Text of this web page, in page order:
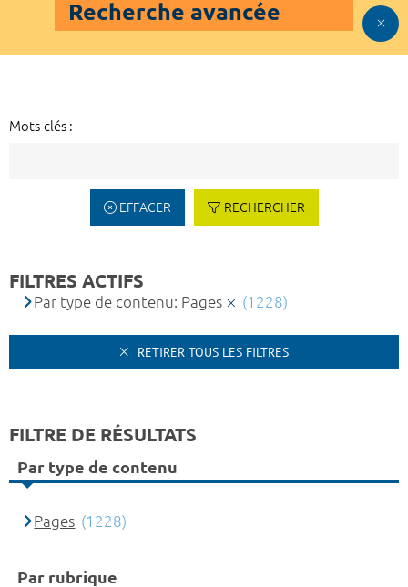
Recherche avancée
Mots-clés :
EFFACER RECHERCHER
FILTRES ACTIFS
Par type de contenu: Pages (1228)
RETIRER TOUS LES FILTRES
FILTRE DE RÉSULTATS
Par type de contenu
Pages (1228)
Par rubrique